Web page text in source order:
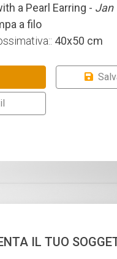
a Pearl Earring - Jan
a filo
40x50 cm
IL TUO